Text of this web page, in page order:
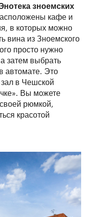
зноемских
кафе и
в которых можно
вина из Зноемского
просто нужно
а затем выбрать
автомате. Это
в Чешской
Вы можете
рюмкой,
красотой